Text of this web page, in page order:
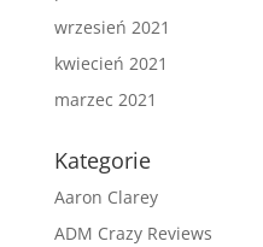
wrzesień 2021
kwiecień 2021
marzec 2021
Kategorie
Aaron Clarey
ADM Crazy Reviews